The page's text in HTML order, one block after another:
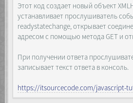
Этот код создает новый объект
устанавливает прослушиватель
readystatechange, открывает
адресом с помощью метода GET и
При получении ответа
записывает текст ответа в консоль.
https://itsourcecode.com/javascript-